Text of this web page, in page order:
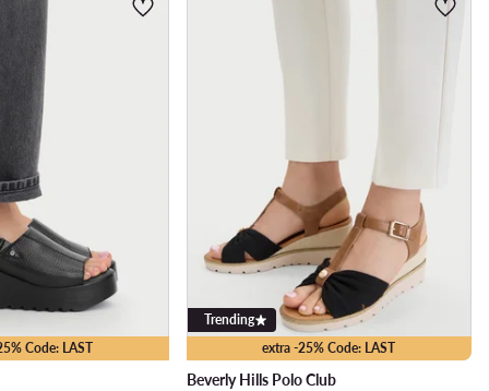
Code: LAST extra -25% Code: LAST
Trending
Beverly Hills Polo Club